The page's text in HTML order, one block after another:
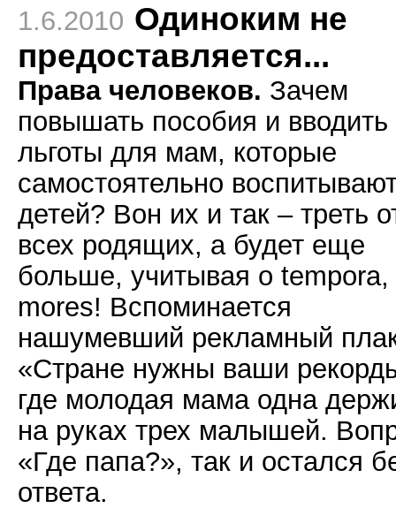
1.6.2010 Одиноким не
предоставляется...
Права человеков. Зачем
повышать пособия и вводить
льготы для мам, которые
самостоятельно
детей? Вон их и так – треть
всех родящих, а будет еще
больше, учитывая о tempora,
mores! Вспоминается
нашумевший рекламный
«Стране нужны ваши
где молодая мама одна
на руках трех малышей.
«Где папа?», так и остался
ответа.